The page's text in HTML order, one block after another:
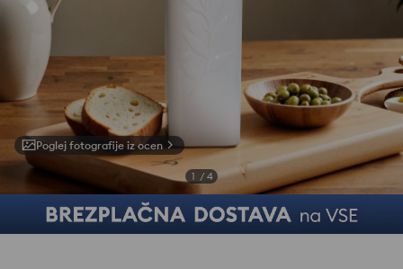
Poglej fotografije iz ocen
1 / 4